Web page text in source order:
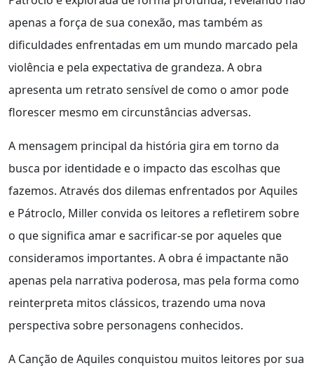
apenas a força de sua conexão, mas também as
dificuldades enfrentadas em um mundo marcado pela
violência e pela expectativa de grandeza. A obra
apresenta um retrato sensível de como o amor pode
florescer mesmo em circunstâncias adversas.
A mensagem principal da história gira em torno da
busca por identidade e o impacto das escolhas que
fazemos. Através dos dilemas enfrentados por Aquiles
e Pátroclo, Miller convida os leitores a refletirem sobre
o que significa amar e sacrificar-se por aqueles que
consideramos importantes. A obra é impactante não
apenas pela narrativa poderosa, mas pela forma como
reinterpreta mitos clássicos, trazendo uma nova
perspectiva sobre personagens conhecidos.
A Canção de Aquiles conquistou muitos leitores por sua